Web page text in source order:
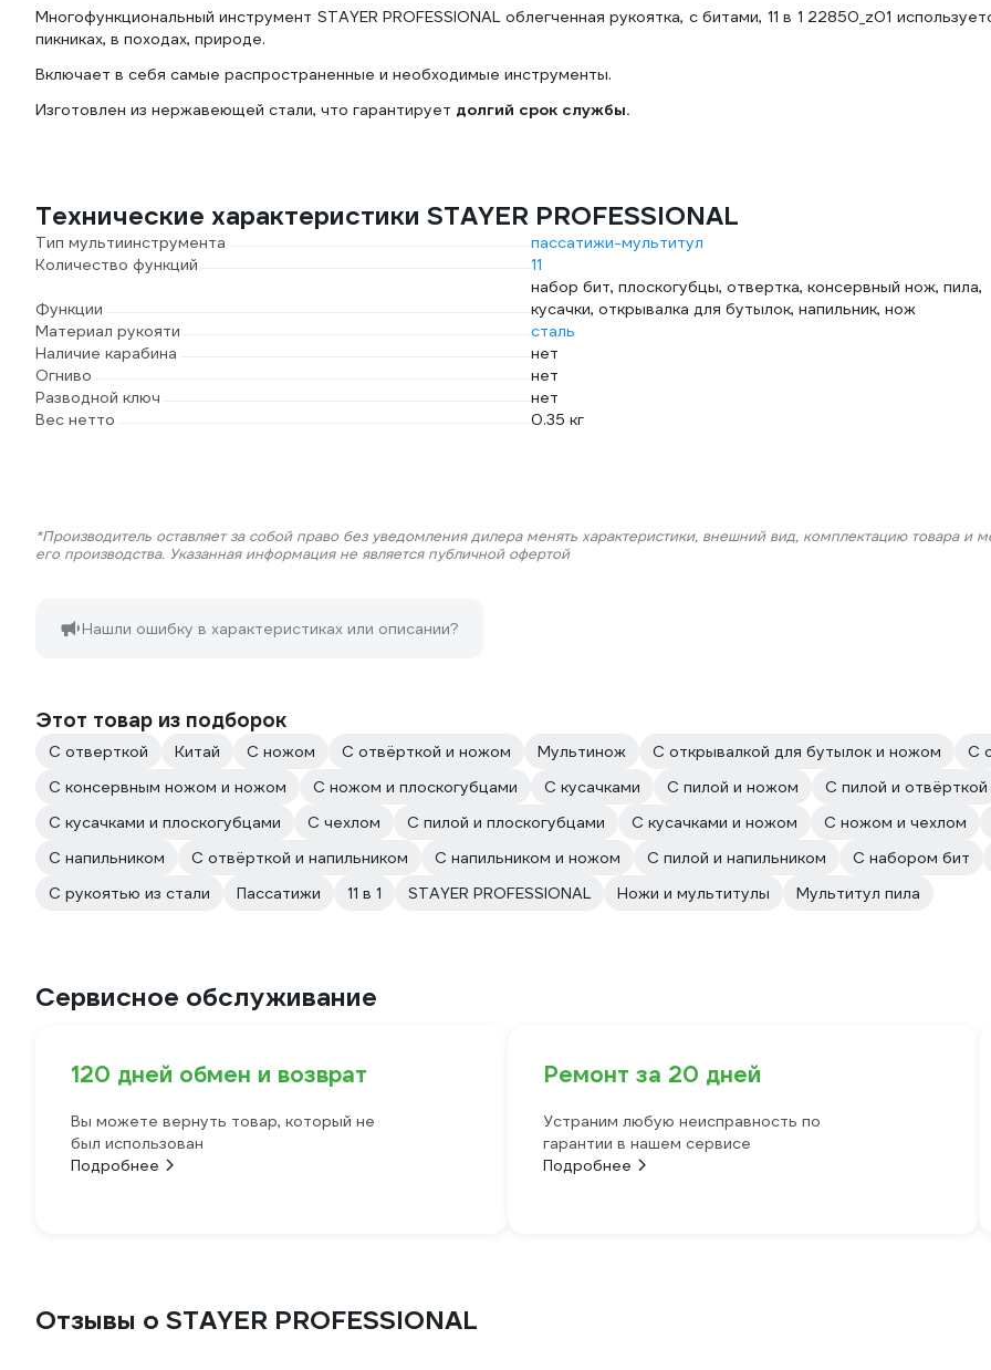
Многофункциональный инструмент STAYER PROFESSIONAL облегченная рукоятка, с битами, 11 в 1 22850_z01
пикниках, в походах, природе.
Включает в себя самые распространенные и необходимые инструменты.
Изготовлен из нержавеющей стали, что гарантирует долгий срок службы.
Технические характеристики STAYER PROFESSIONAL
Тип мультиинструмента
пассатижи-мультитул
Количество функций
11
Функции
набор бит, плоскогубцы, отвертка, консервный нож, пила,
кусачки, открывалка для бутылок, напильник, нож
Материал рукояти
сталь
Наличие карабина
нет
Огниво
нет
Разводной ключ
нет
Вес нетто
0.35 кг
*Производитель оставляет за собой право без уведомления дилера менять характеристики, внешний вид, комплектацию товара и
его производства. Указанная информация не является публичной офертой
Нашли ошибку в характеристиках или описании?
Этот товар из подборок
С отверткой Китай С ножом С отвёрткой и ножом Мультинож С открывалкой для бутылок и ножом С
С консервным ножом и ножом
С ножом и плоскогубцами С кусачками С пилой и ножом С пилой и отвёрткой
С кусачками и плоскогубцами
С чехлом С пилой и плоскогубцами С кусачками и ножом С ножом и чехлом
С напильником
С отвёрткой и напильником С напильником и ножом С пилой и напильником С набором бит
С рукоятью из стали
Пассатижи 11 в 1 STAYER PROFESSIONAL Ножи и мультитулы Мультитул пила
Сервисное обслуживание
120 дней обмен и возврат
Вы можете вернуть товар, который не
был использован
Подробнее
Ремонт за 20 дней
Устраним любую неисправность по
гарантии в нашем сервисе
Подробнее
Отзывы о STAYER PROFESSIONAL